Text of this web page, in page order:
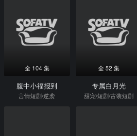
全 104 集
腹中小福报到
言情短剧/逆袭
全 52 集
专属白月光
甜宠/短剧/古装短剧